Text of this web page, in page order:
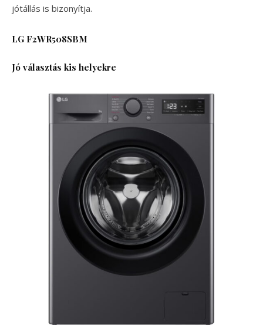
jótállás is bizonyítja.
LG F2WR508SBM
Jó választás kis helyekre